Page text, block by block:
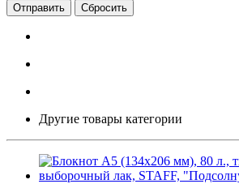
Сбросить
Другие товары категории